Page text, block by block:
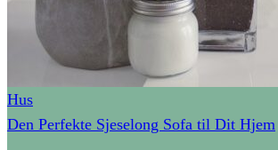
Hus
Den Perfekte Sjeselong Sofa til Dit Hjem